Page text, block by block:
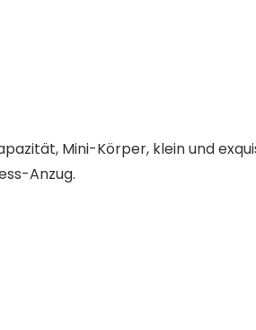
Mini-Körper, klein und
Anzug.